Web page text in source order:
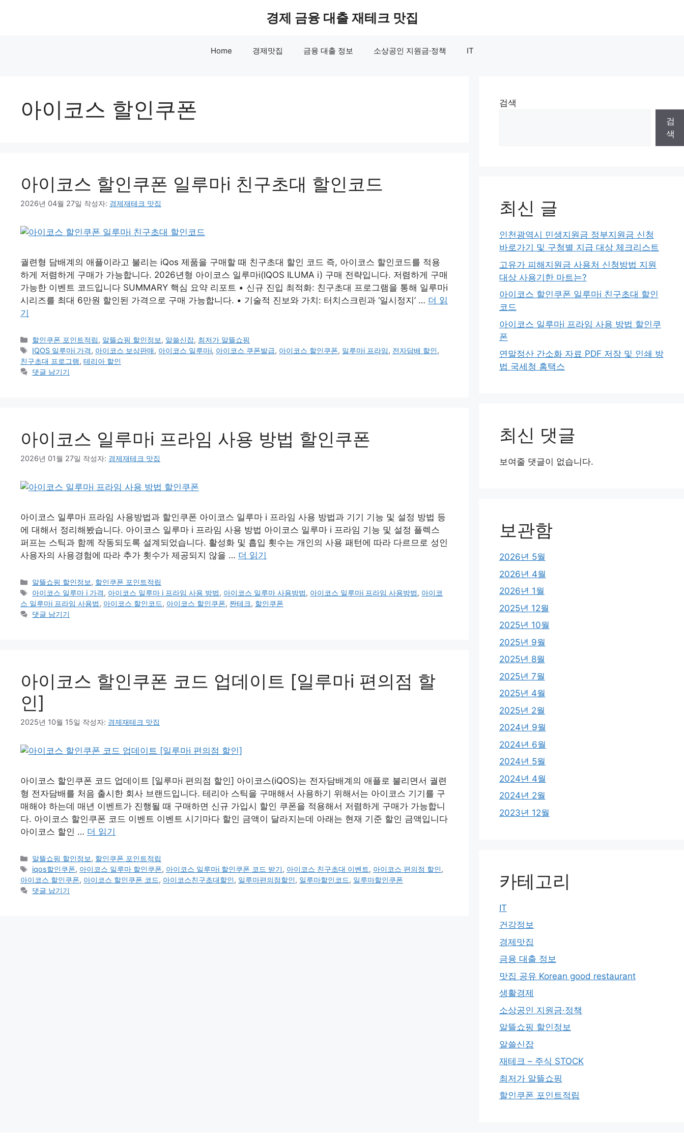
경제 금융 대출 재테크 맛집
Home 경제맛집 금융 대출 정보 소상공인 지원금·정책 IT
아이코스 할인쿠폰
아이코스 할인쿠폰 일루마i 친구초대 할인코드
2026년 04월 27일 작성자: 경제재테크 맛집
궐련형 담배계의 애플이라고 불리는 iQos 제품을 구매할 때 친구초대 할인 코드 즉, 아이코스 할인코드를 적용
하게 저렴하게 구매가 가능합니다. 2026년형 아이코스 일루마i(IQOS ILUMA i) 구매 전략입니다. 저렴하게 구매
가능한 이벤트 코드입니다 SUMMARY 핵심 요약 리포트 • 신규 진입 최적화: 친구초대 프로그램을 통해 일루마i
시리즈를 최대 6만원 할인된 가격으로 구매 가능합니다. • 기술적 진보와 가치: 터치스크린과 ‘일시정지’ … 더 읽
기
카
테
고
리
할인쿠폰 포인트적립, 알뜰쇼핑 할인정보, 알쓸신잡, 최저가 알뜰쇼핑
태
그
IQOS 일루마i 가격, 아이코스 보상판매, 아이코스 일루마i, 아이코스 쿠폰발급, 아이코스 할인쿠폰, 일루마i 프라임, 전자담배 할인,
친구초대 프로그램, 테리아 할인
댓글 남기기
아이코스 일루마i 프라임 사용 방법 할인쿠폰
2026년 01월 27일 작성자: 경제재테크 맛집
아이코스 일루마i 프라임 사용방법과 할인쿠폰 아이코스 일루마 i 프라임 사용 방법과 기기 기능 및 설정 방법 등
에 대해서 정리해봤습니다. 아이코스 일루마 i 프라임 사용 방법 아이코스 일루마 i 프라임 기능 및 설정 플렉스
퍼프는 스틱과 함께 작동되도록 설계되었습니다. 활성화 및 흡입 횟수는 개인의 사용 패턴에 따라 다르므로 성인
사용자의 사용경험에 따라 추가 횟수가 제공되지 않을 … 더 읽기
카
테
고
리
알뜰쇼핑 할인정보, 할인쿠폰 포인트적립
태
그
아이코스 일루마 i 가격, 아이코스 일루마 i 프라임 사용 방법, 아이코스 일루마 사용방법, 아이코스 일루마i 프라임 사용방법, 아이코
스 일루마i 프라임 사용법, 아이코스 할인코드, 아이코스 할인쿠폰, 짠테크, 할인쿠폰
댓글 남기기
아이코스 할인쿠폰 코드 업데이트 [일루마i 편의점 할
인]
2025년 10월 15일 작성자: 경제재테크 맛집
아이코스 할인쿠폰 코드 업데이트 [일루마i 편의점 할인] 아이코스(iQOS)는 전자담배계의 애플로 불리면서 궐련
형 전자담배를 처음 출시한 회사 브랜드입니다. 테리아 스틱을 구매해서 사용하기 위해서는 아이코스 기기를 구
매해야 하는데 매년 이벤트가 진행될 때 구매하면 신규 가입시 할인 쿠폰을 적용해서 저렴하게 구매가 가능합니
다. 아이코스 할인쿠폰 코드 이벤트 이벤트 시기마다 할인 금액이 달라지는데 아래는 현재 기준 할인 금액입니다
아이코스 할인 … 더 읽기
카
테
고
리
알뜰쇼핑 할인정보, 할인쿠폰 포인트적립
태
그
iqos할인쿠폰, 아이코스 일루마 할인쿠폰, 아이코스 일루마i 할인쿠폰 코드 받기, 아이코스 친구초대 이벤트, 아이코스 편의점 할인,
아이코스 할인쿠폰, 아이코스 할인쿠폰 코드, 아이코스친구초대할인, 일루마편의점할인, 일루마할인코드, 일루마할인쿠폰
댓글 남기기
검색
검
색
최신 글
인천광역시 민생지원금 정부지원금 신청
바로가기 및 구청별 지급 대상 체크리스트
고유가 피해지원금 사용처 신청방법 지원
대상 사용기한 마트는?
아이코스 할인쿠폰 일루마i 친구초대 할인
코드
아이코스 일루마i 프라임 사용 방법 할인쿠
폰
연말정산 간소화 자료 PDF 저장 및 인쇄 방
법 국세청 홈택스
최신 댓글
보여줄 댓글이 없습니다.
보관함
2026년 5월
2026년 4월
2026년 1월
2025년 12월
2025년 10월
2025년 9월
2025년 8월
2025년 7월
2025년 4월
2025년 2월
2024년 9월
2024년 6월
2024년 5월
2024년 4월
2024년 2월
2023년 12월
카테고리
IT
건강정보
경제맛집
금융 대출 정보
맛집 공유 Korean good restaurant
생활경제
소상공인 지원금·정책
알뜰쇼핑 할인정보
알쓸신잡
재테크 – 주식 STOCK
최저가 알뜰쇼핑
할인쿠폰 포인트적립